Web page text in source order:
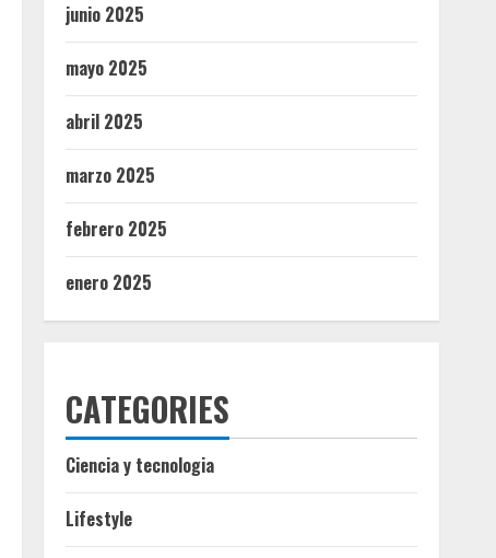
junio 2025
mayo 2025
abril 2025
marzo 2025
febrero 2025
enero 2025
CATEGORIES
Ciencia y tecnologia
Lifestyle